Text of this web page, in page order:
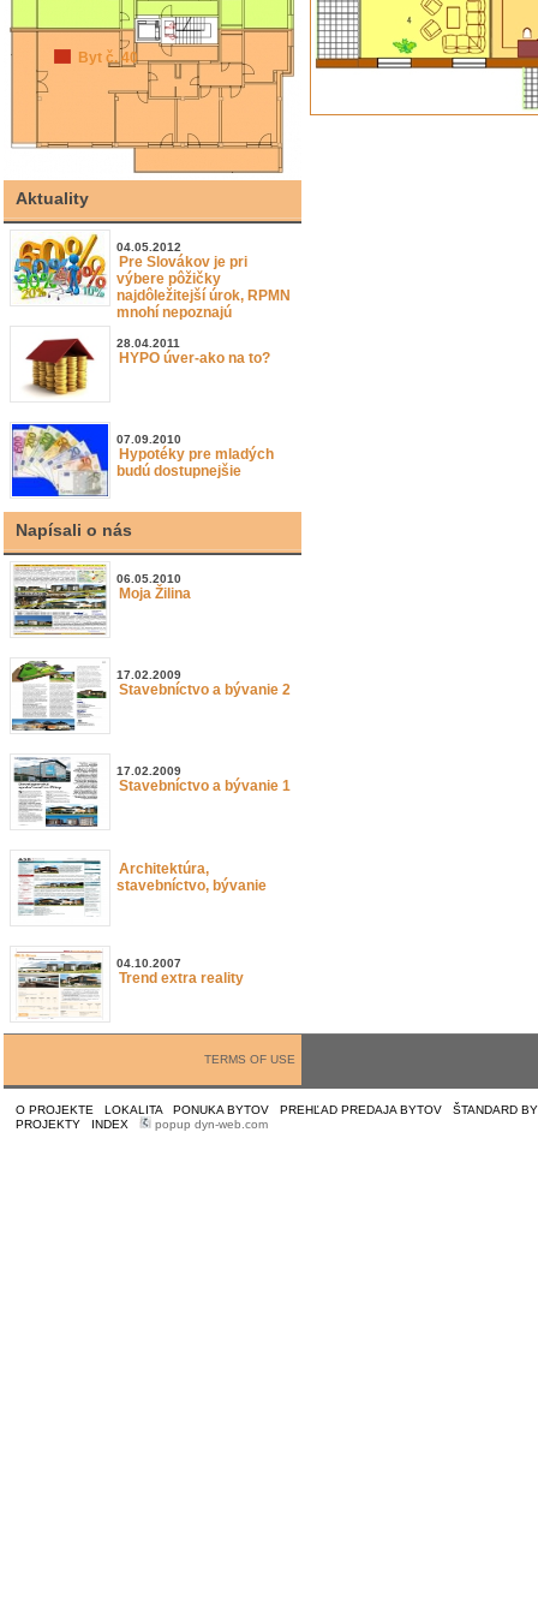
Byt č. 40
Aktuality
04.05.2012
Pre Slovákov je pri
výbere pôžičky
najdôležitejší úrok, RPMN
mnohí nepoznajú
28.04.2011
HYPO úver-ako na to?
07.09.2010
Hypotéky pre mladých
budú dostupnejšie
Napísali o nás
06.05.2010
Moja Žilina
17.02.2009
Stavebníctvo a bývanie 2
17.02.2009
Stavebníctvo a bývanie 1
Architektúra,
stavebníctvo, bývanie
04.10.2007
Trend extra reality
TERMS OF USE
O PROJEKTE LOKALITA PONUKA BYTOV PREHĽAD PREDAJA BYTOV
ŠTANDARD
PROJEKTY
INDEX popup dyn-web.com